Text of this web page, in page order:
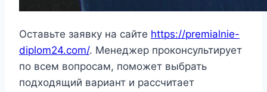
Оставьте заявку на сайте https://premialnie-
diplom24.com/. Менеджер проконсультирует
по всем вопросам, поможет выбрать
подходящий вариант и рассчитает